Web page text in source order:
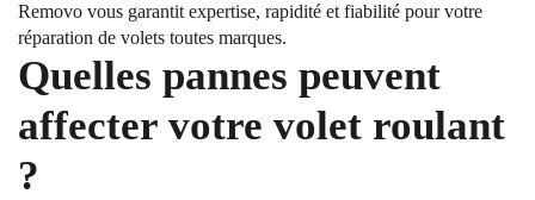
Removo vous garantit expertise, rapidité et fiabilité pour votre
réparation de volets toutes marques.
Quelles pannes peuvent
affecter votre volet roulant
?